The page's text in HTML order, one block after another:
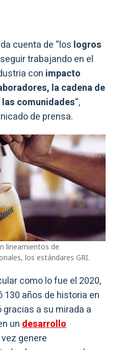
cuenta de “los logros
trabajando en el
con impacto
la cadena de
comunidades“,
de prensa.
lineamientos de
los estándares GRI.
como lo fue el 2020,
años de historia en
gracias a su mirada a
undesarrollo
genere